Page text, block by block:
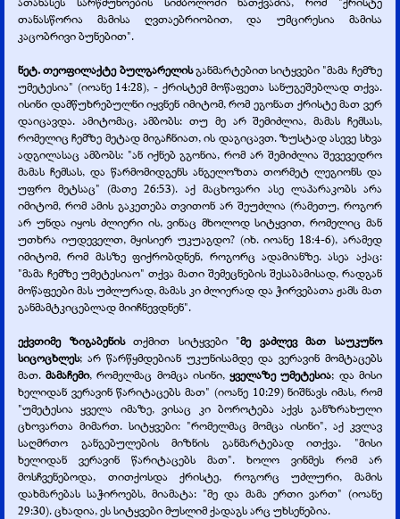
თანასწორია მამისა ღვთაებრიობით, და უმცირესია მამისა
კაცობრივი ბუნებით".
ნეტ. თეოფილაქტე ბულგარელისგანმარტებით სიტყვები "მამა ჩემზე
უმეტესია" (იოანე 14:28), - ქრისტემ მოწაფეთა სანუგეშებლად თქვა.
ისინი დამწუხრებულნი იყვნენ იმიტომ, რომ ეგონათ ქრისტე მათ ვერ
დაიცავდა. ამიტომაც, ამბობს: თუ მე არ შემიძლია, მამას ჩემსას,
რომელიც ჩემზე მეტად მიგაჩნიათ, ის დაგიცავთ. ზუსტად ასევე სხვა
ადგილასაც ამბობს: "ან იქნებ გგონია, რომ არ შემიძლია შევევედრო
მამას ჩემსას, და წარმომიდგენს ანგელოზთა თორმეტ ლეგიონს და
უფრო მეტსაც" (მათე 26:53). აქ მაცხოვარი ასე ლაპარაკობს არა
იმიტომ, რომ ამის გაკეთება თვითონ არ შეუძლია (რამეთუ, როგორ
არ უნდა იყოს ძლიერი ის, ვინაც მხოლოდ სიტყვით, რომელიც მან
უთხრა იუდეველთ, მყისიერ უკუაგდო? (იხ. იოანე 18:4-6), არამედ
იმიტომ, რომ მასზე ფიქრობდნენ, როგორც ადამიანზე. ასეა აქაც:
"მამა ჩემზე უმეტესიაო" თქვა მათი შემეცნების შესაბამისად, რადგან
მოწაფეები მას უძლურად, მამას კი ძლიერად და ჭირვებათა ჟამს მათ
განმამტკიცებლად მიიჩნევდნენ".
ექვთიმე ზიგაბენის თქმით სიტყვები "მე ვაძლევ მათ საუკუნო
სიცოცხლეს; არ წარწყმდებიან უკუნისამდე და ვერავინ მომტაცებს
მათ. მამაჩემი, რომელმაც მომცა ისინი, ყველაზე უმეტესია; და მისი
ხელიდან ვერავინ წარიტაცებს მათ" (იოანე 10:29) ნიშნავს იმას, რომ
"უმეტესია ყველა იმაზე, ვისაც კი ბოროტება აქვს განზრახული
ცხოვართა მიმართ. სიტყვები: "რომელმაც მომცა ისინი", აქ კვლავ
საღმრთო განგებულების მიზნის განმარტებად ითქვა. "მისი
ხელიდან ვერავინ წარიტაცებს მათ". ხოლო ვინმეს რომ არ
მოსჩვენებოდა, თითქოსდა ქრისტე, როგორც უძლური, მამის
დახმარებას საჭიროებს, მიამატა: "მე და მამა ერთი ვართ" (იოანე
29:30). ცხადია, ეს სიტყვები მუსლიმ ქადაგს არც უხსენებია.